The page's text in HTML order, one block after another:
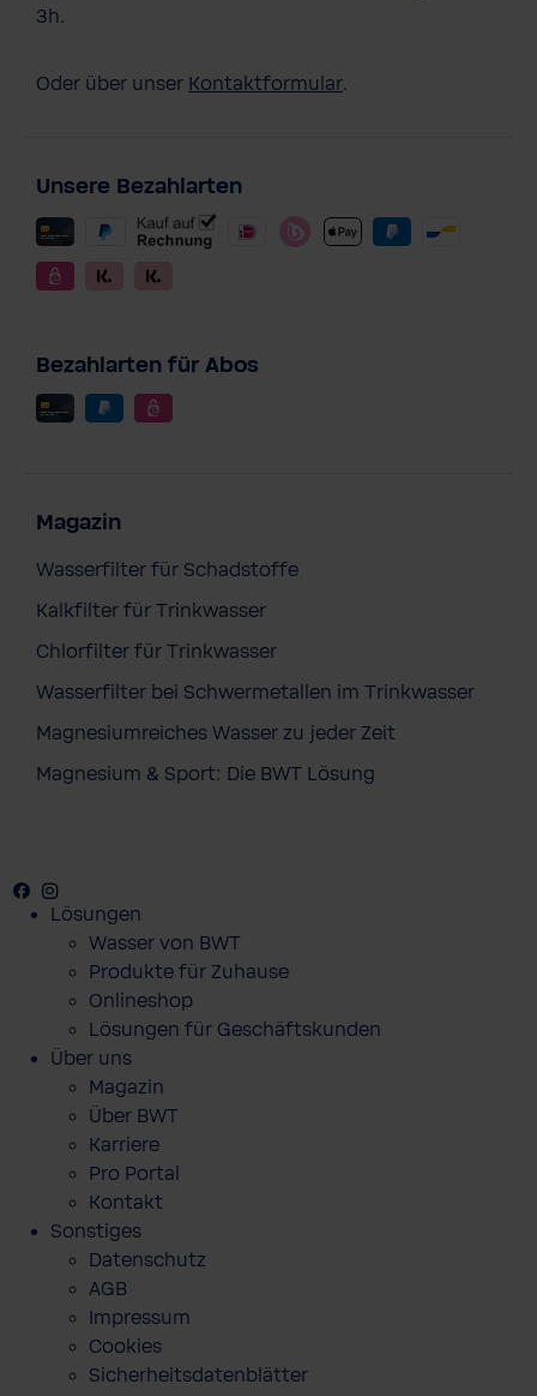
3h.
Oder über unser Kontaktformular.
Unsere Bezahlarten
Bezahlarten für Abos
Magazin
Wasserfilter für Schadstoffe
Kalkfilter für Trinkwasser
Chlorfilter für Trinkwasser
Wasserfilter bei Schwermetallen im Trinkwasser
Magnesiumreiches Wasser zu jeder Zeit
Magnesium & Sport: Die BWT Lösung
Facebook
Youtube
Lösungen
Wasser von BWT
Produkte für Zuhause
Onlineshop
Lösungen für Geschäftskunden
Über uns
Magazin
Über BWT
Karriere
Pro Portal
Kontakt
Sonstiges
Datenschutz
AGB
Impressum
Cookies
Sicherheitsdatenblätter